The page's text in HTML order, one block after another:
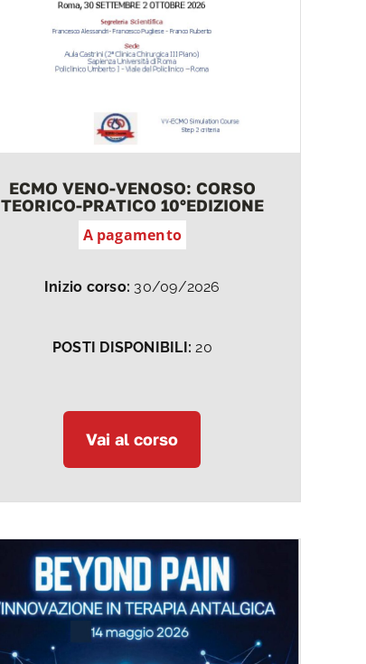
ECMO VENO-VENOSO: CORSO
TEORICO-PRATICO 10°EDIZIONE
A pagamento
Inizio corso: 30/09/2026
POSTI DISPONIBILI: 20
Vai al corso